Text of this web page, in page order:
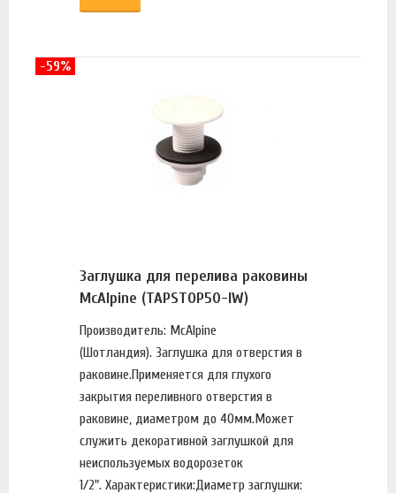
Заглушка для перелива раковины
McAlpine (TAPSTOP50-IW)
Производитель: McAlpine
(Шотландия). Заглушка для отверстия в
раковине.Применяется для глухого
закрытия переливного отверстия в
раковине, диаметром до 40мм.Может
служить декоративной заглушкой для
неиспользуемых водорозеток
1/2". Характеристики:Диаметр заглушки:
-59%